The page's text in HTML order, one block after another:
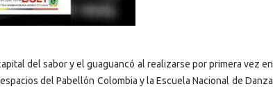
del sabor y el guaguancó al realizarse por primera vez en
del Pabellón Colombia y la Escuela Nacional de Danza